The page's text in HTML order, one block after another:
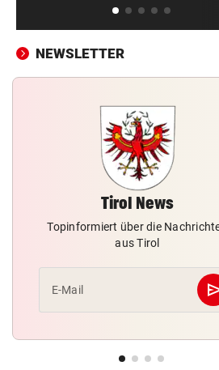
Feuerwehr befreite Kalb aus
misslicher Lage
eines Kult-Sponsors
LIEFERING VERLIERT
Enttäuschende Zweitliga-
Rückkehr nach Grödig
Fehlstart komplett! Nächste
WANDERER AUSGEFLOGEN vor 3
Wieder Muren nach
NEWSLETTER
Tirol News
Topinformiert über die
aus Tirol
E-Mail